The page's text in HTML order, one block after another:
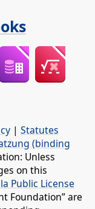
| Statutes
(binding
Unless
on this
Public License
Foundation” are